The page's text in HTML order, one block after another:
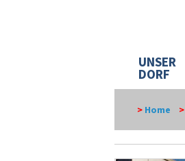
UNSER
DORF
> Home >